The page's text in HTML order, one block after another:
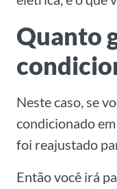
Quanto
Neste caso, se
condicionado
foi reajustado
Então você irá